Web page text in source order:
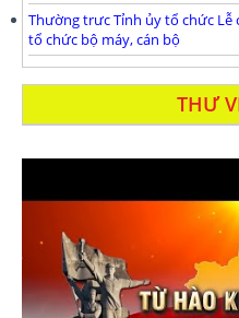
Thường trưc Tỉnh ủy tổ chức Lễ
tổ chức bộ máy, cán bộ
THƯ